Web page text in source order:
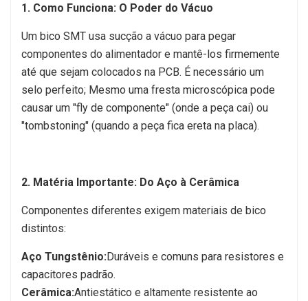
1. Como Funciona: O Poder do Vácuo
Um bico SMT usa sucção a vácuo para pegar
componentes do alimentador e mantê-los firmemente
até que sejam colocados na PCB. É necessário um
selo perfeito; Mesmo uma fresta microscópica pode
causar um "fly de componente" (onde a peça cai) ou
"tombstoning" (quando a peça fica ereta na placa).
2. Matéria Importante: Do Aço à Cerâmica
Componentes diferentes exigem materiais de bico
distintos:
Aço Tungstênio:Duráveis e comuns para resistores e
capacitores padrão.
Cerâmica:Antiestático e altamente resistente ao